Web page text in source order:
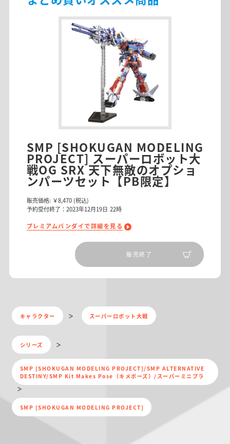
SMP [SHOKUGAN MODELING
PROJECT] スーパーロボット大
戦OG SRX 天下無敵のオプショ
ンパーツセット【PB限定】
販売価格: ￥8,470 (税込)
予約受付終了：2023年12月19日 22時
プレミアムバンダイで詳細を見る
販売終了
キャラクター スーパーロボット大戦
シリーズ
SMP [SHOKUGAN MODELING PROJECT]/SMP ALTERNATIVE
DESTINY/SMP Kit Makes Pose（キメポーズ）/スーパーミニプラ
SMP [SHOKUGAN MODELING PROJECT]